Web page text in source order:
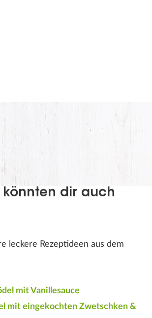
könnten dir auch
leckere Rezeptideen aus dem
mit Vanillesauce
mit eingekochten Zwetschken &